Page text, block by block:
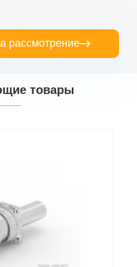
рассмотрение
товары